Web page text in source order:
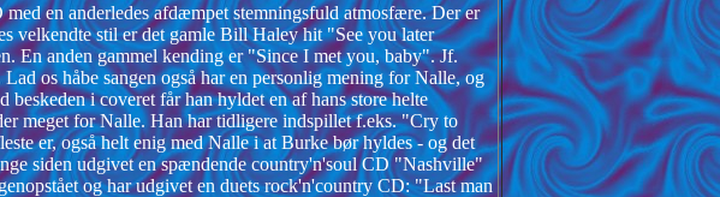
en anderledes afdæmpet stemningsfuld atmosfære. Der er
velkendte stil er det gamle Bill Haley hit "See you later
En anden gammel kending er "Since I met you, baby". Jf.
os håbe sangen også har en personlig mening for Nalle, og
i coveret får han hyldet en af hans store helte
meget for Nalle. Han har tidligere indspillet f.eks. "Cry to
er, også helt enig med Nalle i at Burke bør hyldes - og det
siden udgivet en spændende country'n'soul CD "Nashville"
og har udgivet en duets rock'n'country CD: "Last man